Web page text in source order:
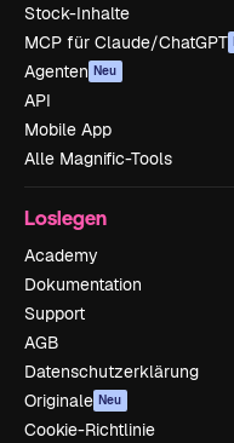
Stock-Inhalte
MCP für Claude/ChatGPT
Agenten Neu
API
Mobile App
Alle Magnific-Tools
Loslegen
Academy
Dokumentation
Support
AGB
Datenschutzerklärung
Originale Neu
Cookie-Richtlinie